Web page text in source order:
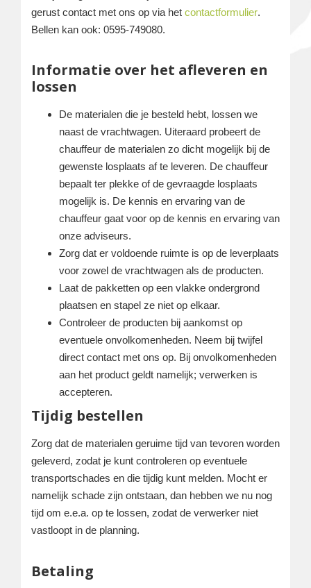
gerust contact met ons op via het contactformulier.
Bellen kan ook: 0595-749080.
Informatie over het afleveren en
lossen
De materialen die je besteld hebt, lossen we
naast de vrachtwagen. Uiteraard probeert de
chauffeur de materialen zo dicht mogelijk bij de
gewenste losplaats af te leveren. De chauffeur
bepaalt ter plekke of de gevraagde losplaats
mogelijk is. De kennis en ervaring van de
chauffeur gaat voor op de kennis en ervaring van
onze adviseurs.
Zorg dat er voldoende ruimte is op de leverplaats
voor zowel de vrachtwagen als de producten.
Laat de pakketten op een vlakke ondergrond
plaatsen en stapel ze niet op elkaar.
Controleer de producten bij aankomst op
eventuele onvolkomenheden. Neem bij twijfel
direct contact met ons op. Bij onvolkomenheden
aan het product geldt namelijk; verwerken is
accepteren.
Tijdig bestellen
Zorg dat de materialen geruime tijd van tevoren worden
geleverd, zodat je kunt controleren op eventuele
transportschades en die tijdig kunt melden. Mocht er
namelijk schade zijn ontstaan, dan hebben we nu nog
tijd om e.e.a. op te lossen, zodat de verwerker niet
vastloopt in de planning.
Betaling